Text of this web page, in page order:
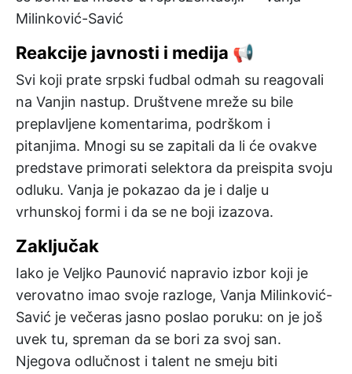
Milinković-Savić
Reakcije javnosti i medija 📢
Svi koji prate srpski fudbal odmah su reagovali
na Vanjin nastup. Društvene mreže su bile
preplavljene komentarima, podrškom i
pitanjima. Mnogi su se zapitali da li će ovakve
predstave primorati selektora da preispita svoju
odluku. Vanja je pokazao da je i dalje u
vrhunskoj formi i da se ne boji izazova.
Zaključak
Iako je Veljko Paunović napravio izbor koji je
verovatno imao svoje razloge, Vanja Milinković-
Savić je večeras jasno poslao poruku: on je još
uvek tu, spreman da se bori za svoj san.
Njegova odlučnost i talent ne smeju biti